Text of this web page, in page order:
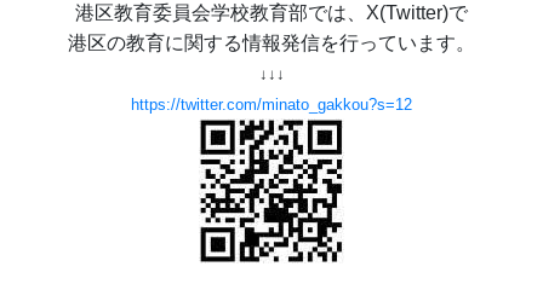
港区教育委員会学校教育部では、X(Twitter)で
港区の教育に関する情報発信を行っています。
↓↓↓
https://twitter.com/minato_gakkou?s=12